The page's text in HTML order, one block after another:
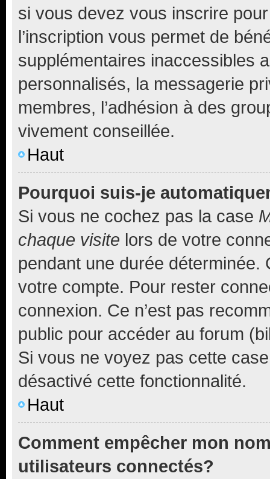
si vous devez vous inscrire
l’inscription vous permet de
supplémentaires inaccessibles
personnalisés, la messagerie
membres, l’adhésion à des
vivement conseillée.
Haut
Pourquoi suis-je
Si vous ne cochez pas la case
chaque visite lors de votre
pendant une durée déterminée.
votre compte. Pour rester
connexion. Ce n’est pas
public pour accéder au forum
Si vous ne voyez pas cette
désactivé cette fonctionnalité.
Haut
Comment empêcher mon
utilisateurs connectés?